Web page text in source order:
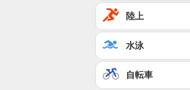
陸上
水泳
自転車